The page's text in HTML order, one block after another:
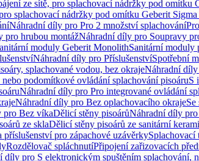
ze sítě, pro splachovací nádržky pod omítku
splachovací nádržky pod omítku Geberit
Náhradní díly pro Pro 2 množství splachování
pro hrubou montážNáhradní díly pro Soupravy
moduly Geberit MonolithSanitární moduly
Náhradní díly pro PříslušenstvíSpotřební
splachované vodou, bez okrajeNáhradní díly
podomítkové ovládání splachování pisoáruS
Náhradní díly pro Pro integrované ovládání
Náhradní díly pro Bez oplachovacího okraje
pro Bez víkaDělicí stěny pisoárůNáhradní díly
ze sklaDělicí stěny pisoárů ze sanitární
příslušenství pro zápachové uzávěrkySplachovací
Rozdělovač spláchnutíPřipojení zařizovacích
díly pro S elektronickým spuštěním splachování,